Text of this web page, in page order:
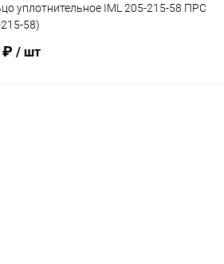
уплотнительное IML 205-215-58 ПРС
58)
₽ / шт